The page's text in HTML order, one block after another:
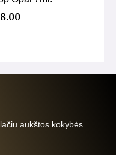
8.00
aukštos kokybės